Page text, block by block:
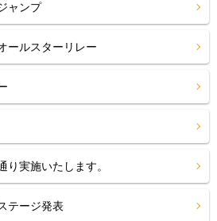
ャンプ
ルスターリレー
り実施いたします。
テージ発表